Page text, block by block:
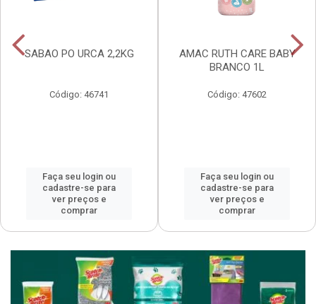
SABAO PO URCA 2,2KG
Código: 46741
Faça seu login ou
cadastre-se para
ver preços e
comprar
AMAC RUTH CARE BABY
BRANCO 1L
Código: 47602
Faça seu login ou
cadastre-se para
ver preços e
comprar